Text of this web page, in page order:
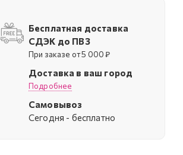
Бесплатная доставка
СДЭК до ПВЗ
При заказе от 5 000 ₽
Доставка в ваш город
Подробнее
Самовывоз
Cегодня - бесплатно